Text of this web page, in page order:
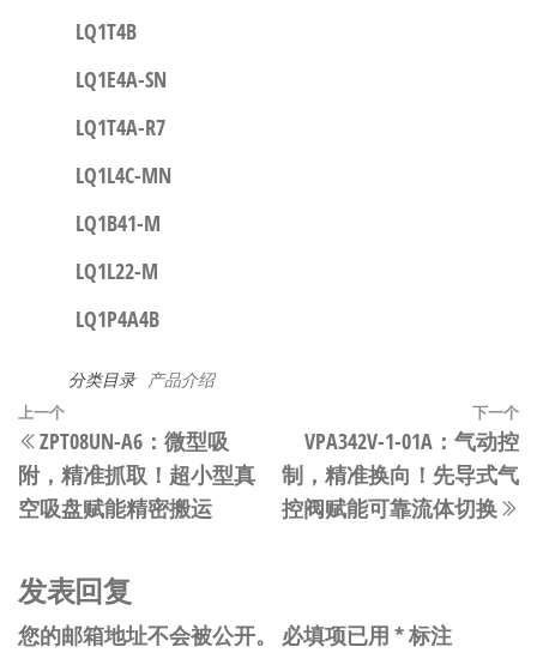
LQ1T4B
LQ1E4A-SN
LQ1T4A-R7
LQ1L4C-MN
LQ1B41-M
LQ1L22-M
LQ1P4A4B
分类目录 产品介绍
文
章
导
上
一
篇
文
上一个
ZPT08UN-A6：微型吸
附，精准抓取！超小型真
空吸盘赋能精密搬运​​
下一个
VPA342V-1-01A：气动控
制，精准换向！先导式气
控阀赋能可靠流体切换​​
发表回复
您的邮箱地址不会被公开。 必填项已用 *标注